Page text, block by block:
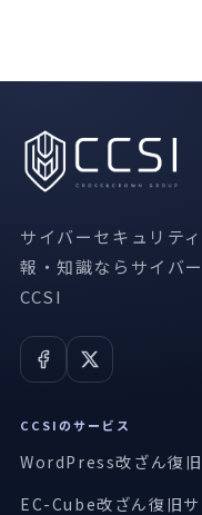
サイバーセキュリテ
報・知識ならサイバ
CCSI
CCSIのサービス
WordPress改ざん復旧
EC-Cube改ざん復旧サ